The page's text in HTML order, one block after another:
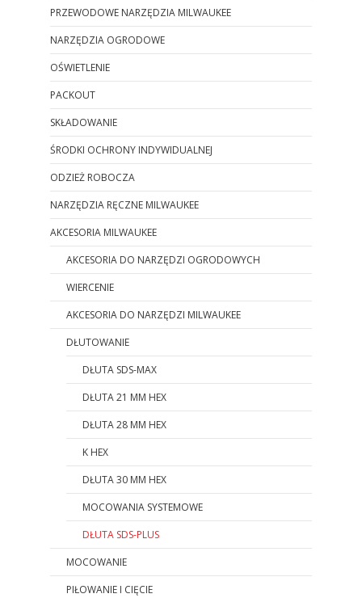
PRZEWODOWE NARZĘDZIA MILWAUKEE
NARZĘDZIA OGRODOWE
OŚWIETLENIE
PACKOUT
SKŁADOWANIE
ŚRODKI OCHRONY INDYWIDUALNEJ
ODZIEŻ ROBOCZA
NARZĘDZIA RĘCZNE MILWAUKEE
AKCESORIA MILWAUKEE
AKCESORIA DO NARZĘDZI OGRODOWYCH
WIERCENIE
AKCESORIA DO NARZĘDZI MILWAUKEE
DŁUTOWANIE
DŁUTA SDS-MAX
DŁUTA 21 MM HEX
DŁUTA 28 MM HEX
K HEX
DŁUTA 30 MM HEX
MOCOWANIA SYSTEMOWE
DŁUTA SDS-PLUS
MOCOWANIE
PIŁOWANIE I CIĘCIE